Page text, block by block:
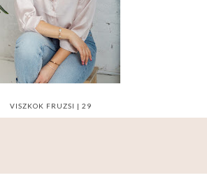
VISZKOK FRUZSI | 29